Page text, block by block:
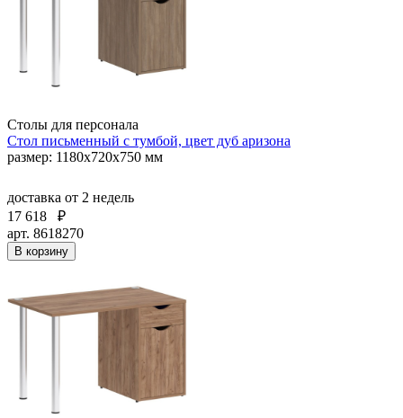
Столы для персонала
Стол письменный с тумбой, цвет дуб аризона
размер: 1180х720х750 мм
доставка от 2 недель
17 618
₽
арт. 8618270
В корзину